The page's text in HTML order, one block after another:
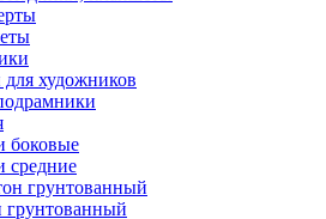
художников
боковые
средние
грунтованный
грунтованный